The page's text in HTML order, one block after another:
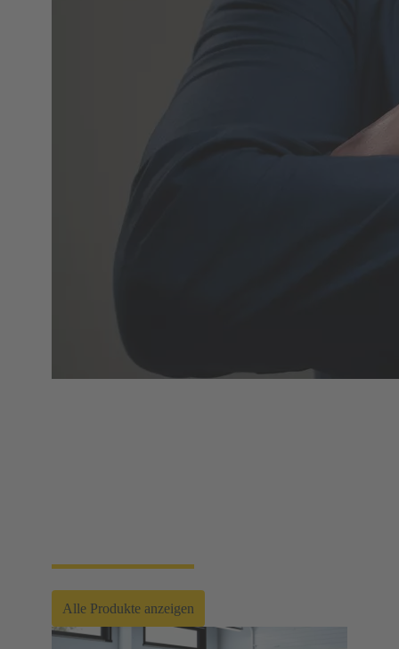
Alle Produkte anzeigen